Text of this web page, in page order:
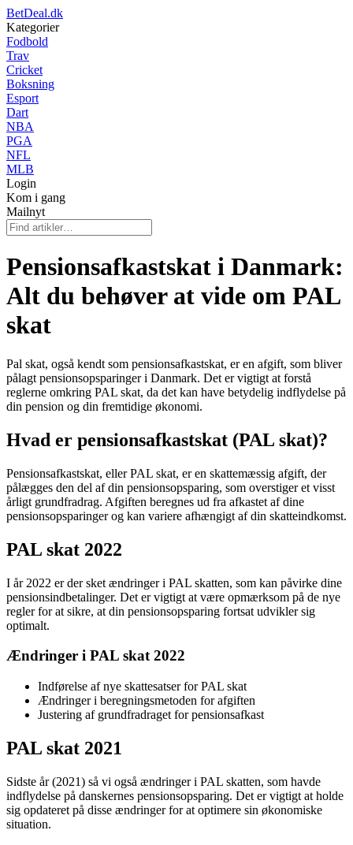
BetDeal.dk
Kategorier
Fodbold
Trav
Cricket
Boksning
Esport
Dart
NBA
PGA
NFL
MLB
Login
Kom i gang
Mailnyt
Pensionsafkastskat i Danmark:
Alt du behøver at vide om PAL
skat
Pal skat, også kendt som pensionsafkastskat, er en afgift, som bliver
pålagt pensionsopsparinger i Danmark. Det er vigtigt at forstå
reglerne omkring PAL skat, da det kan have betydelig indflydelse på
din pension og din fremtidige økonomi.
Hvad er pensionsafkastskat (PAL skat)?
Pensionsafkastskat, eller PAL skat, er en skattemæssig afgift, der
pålægges den del af din pensionsopsparing, som overstiger et visst
årligt grundfradrag. Afgiften beregnes ud fra afkastet af dine
pensionsopsparinger og kan variere afhængigt af din skatteindkomst.
PAL skat 2022
I år 2022 er der sket ændringer i PAL skatten, som kan påvirke dine
pensionsindbetalinger. Det er vigtigt at være opmærksom på de nye
regler for at sikre, at din pensionsopsparing fortsat udvikler sig
optimalt.
Ændringer i PAL skat 2022
Indførelse af nye skattesatser for PAL skat
Ændringer i beregningsmetoden for afgiften
Justering af grundfradraget for pensionsafkast
PAL skat 2021
Sidste år (2021) så vi også ændringer i PAL skatten, som havde
indflydelse på danskernes pensionsopsparing. Det er vigtigt at holde
sig opdateret på disse ændringer for at optimere sin økonomiske
situation.